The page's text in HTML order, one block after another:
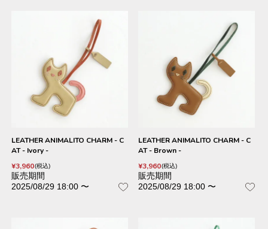
LEATHER ANIMALITO CHARM - C
AT - Ivory -
¥3,960 税込
販売期間
2025/08/29 18:00 〜
LEATHER ANIMALITO CHARM - C
AT - Brown -
¥3,960 税込
販売期間
2025/08/29 18:00 〜